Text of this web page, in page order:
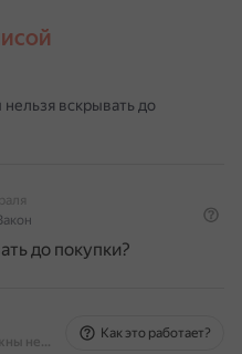
вскрывать до
до покупки?
На основе источников, возможны неточности
Как это работает?